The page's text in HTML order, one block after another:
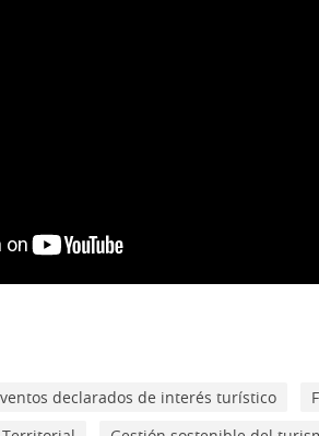
declarados de interés turístico